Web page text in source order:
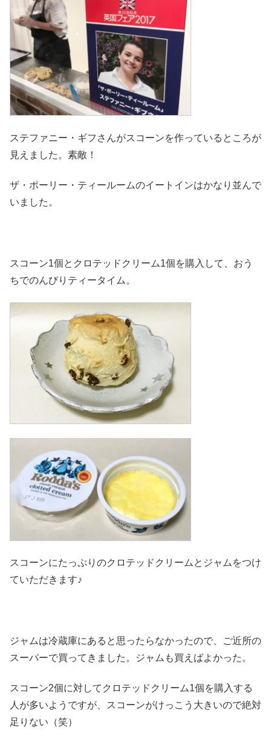
ステファニー・ギフさんがスコーンを作っているところが
見えました。素敵！
ザ・ポーリー・ティールームのイートインはかなり並んで
いました。
スコーン1個とクロテッドクリーム1個を購入して、おう
ちでのんびりティータイム。
スコーンにたっぷりのクロテッドクリームとジャムをつけ
ていただきます♪
ジャムは冷蔵庫にあると思ったらなかったので、ご近所の
スーパーで買ってきました。ジャムも買えばよかった。
スコーン2個に対してクロテッドクリーム1個を購入する
人が多いようですが、スコーンがけっこう大きいので絶対
足りない（笑）